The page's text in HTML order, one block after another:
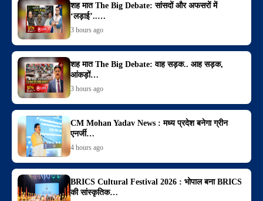
शह मात The Big Debate: सांसदों और अफसरों में
‘लड़ाई’..…
3 hours ago
शह मात The Big Debate: वाह सड़क.. आह सड़क,
आंकड़ों…
3 hours ago
CM Mohan Yadav News : मध्य प्रदेश बनेगा ग्रीन
एनर्जी…
4 hours ago
BRICS Cultural Festival 2026 : भोपाल बना BRICS
की सांस्कृतिक…